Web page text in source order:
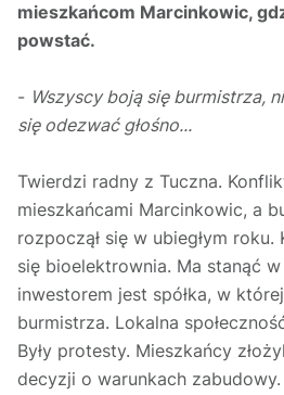
mieszkańcom Marcinkowic,
powstać.
- Wszyscy boją się burmistrza,
się odezwać głośno...
Twierdzi radny z Tuczna.
mieszkańcami Marcinkowic, a
rozpoczął się w ubiegłym roku.
się bioelektrownia. Ma stanąć
inwestorem jest spółka, w
burmistrza. Lokalna
Były protesty. Mieszkańcy
decyzji o warunkach zabudowy.